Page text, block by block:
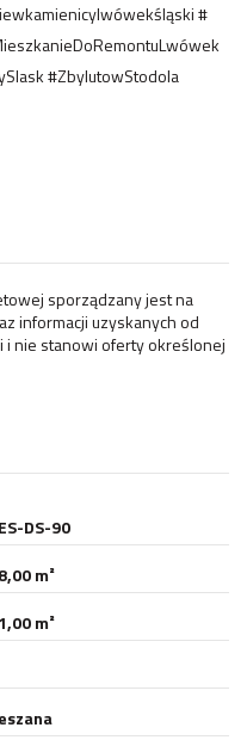
#
#ZbylutowStodola
sporządzany jest na
informacji uzyskanych od
i nie stanowi oferty określonej
DS-90
m²
m²